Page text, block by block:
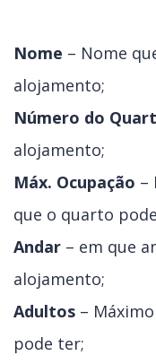
Nome – Nome
alojamento;
Número do
alojamento;
Máx. Ocupação –
que o quarto
Andar – em que
alojamento;
Adultos –
pode ter;